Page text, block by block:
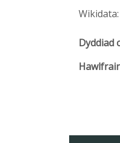
Wikidata:
Dyddiad